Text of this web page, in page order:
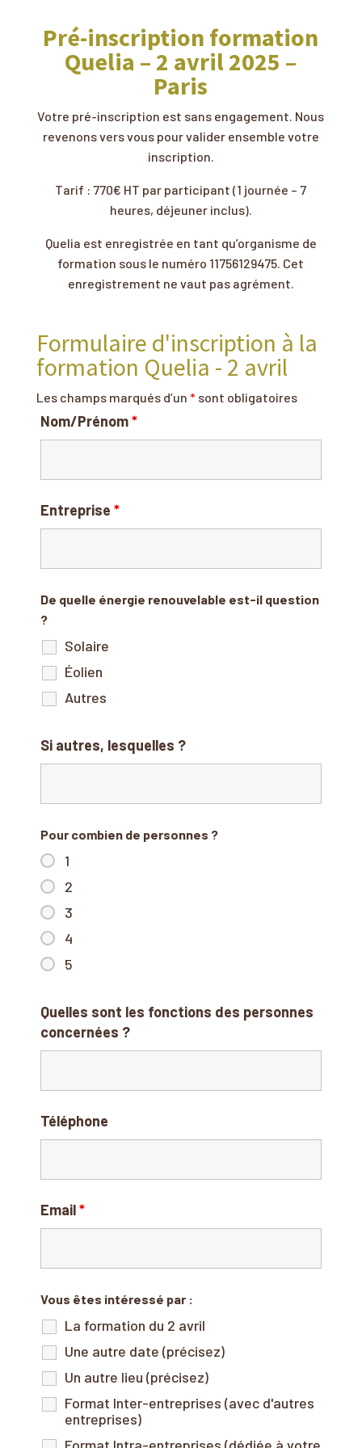
Pré-inscription formation
Quelia – 2 avril 2025 –
Paris
Votre pré-inscription est sans engagement. Nous
revenons vers vous pour valider ensemble votre
inscription.
Tarif : 770€ HT par participant (1 journée – 7
heures, déjeuner inclus).
Quelia est enregistrée en tant qu’organisme de
formation sous le numéro 11756129475. Cet
enregistrement ne vaut pas agrément.
Formulaire d'inscription à la
formation Quelia - 2 avril
Les champs marqués d’un * sont obligatoires
Nom/Prénom*
Entreprise *
De quelle énergie renouvelable est-il question
?
Solaire
Éolien
Autres
Si autres, lesquelles ?
Pour combien de personnes ?
1
2
3
4
5
Quelles sont les fonctions des personnes
concernées ?
Téléphone
Email*
Vous êtes intéressé par :
La formation du 2 avril
Une autre date (précisez)
Un autre lieu (précisez)
Format Inter-entreprises (avec d'autres
entreprises)